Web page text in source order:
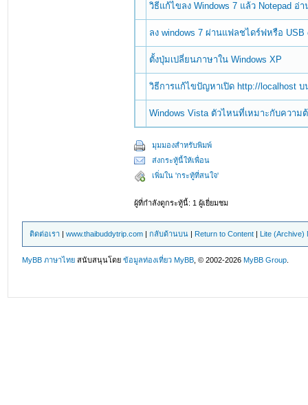
วิธีแก้ไขลง Windows 7 แล้ว Notepad อ่
ลง windows 7 ผ่านแฟลชไดร์ฟหรือ USB
ตั้งปุ่มเปลี่ยนภาษาใน Windows XP
วิธีการแก้ไขปัญหาเปิด http://localhost บ
Windows Vista ตัวไหนที่เหมาะกับความ
มุมมองสำหรับพิมพ์
ส่งกระทู้นี้ให้เพื่อน
เพิ่มใน 'กระทู้ที่สนใจ'
ผู้ที่กำลังดูกระทู้นี้: 1 ผู้เยี่ยมชม
ติดต่อเรา |www.thaibuddytrip.com |กลับด้านบน | Return to Content | Lite (Archive)
MyBB ภาษาไทย สนับสนุนโดยข้อมูลท่องเที่ยว MyBB , © 2002-2026MyBB Group